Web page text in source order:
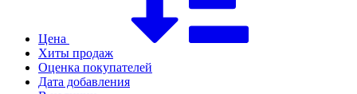
Цена
Хиты продаж
Оценка покупателей
Дата добавления